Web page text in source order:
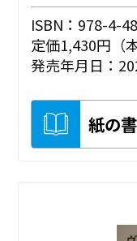
ISBN：978-4-
定価1,430円（
発売年月日：
紙の